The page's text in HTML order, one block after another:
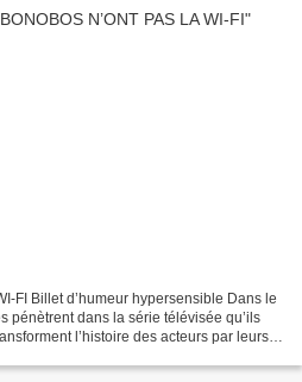
FI Billet d’humeur hypersensible Dans le
pénètrent dans la série télévisée qu’ils
l’histoire des acteurs par leurs